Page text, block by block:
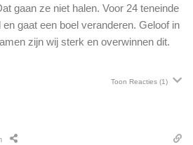
gaan ze niet halen. Voor 24 teneinde
gaat een boel veranderen. Geloof in
zijn wij sterk en overwinnen dit.
Toon Reacties (1)